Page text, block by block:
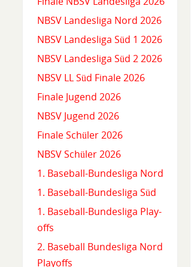
NBSV Landesliga Nord 2026
NBSV Landesliga Süd 1 2026
NBSV Landesliga Süd 2 2026
NBSV LL Süd Finale 2026
Finale Jugend 2026
NBSV Jugend 2026
Finale Schüler 2026
NBSV Schüler 2026
1. Baseball-Bundesliga Nord
1. Baseball-Bundesliga Süd
1. Baseball-Bundesliga Play-
offs
2. Baseball Bundesliga Nord
Playoffs